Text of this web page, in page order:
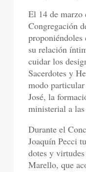
El 14 de marzo
Congregación
su relación
cuidar los
Sacerdotes y
modo
José, la
ministerial a
Durante el
Joaquín Pecci
dotes y
Marello, que